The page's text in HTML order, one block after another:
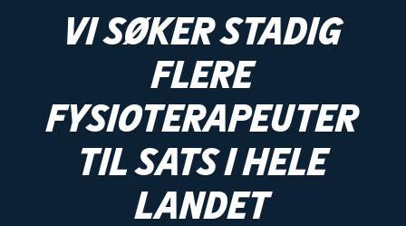
Vi søker stadig
flere
fysioterapeuter
til SATS i hele
landet